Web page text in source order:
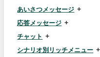
あいさつメッセージ
応答メッセージ
チャット
シナリオ別リッチメニュー